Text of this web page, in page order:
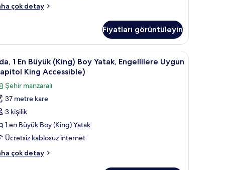
çok detay
Fiyatları görüntüleyin
yüzeyli yatak, minibar
8
1 En Büyük (King) Boy Yatak, Engellilere Uygun
King Accessible)
Şehir manzaralı
37 metre kare
3 kişilik
1 en Büyük Boy (King) Yatak
Ücretsiz kablosuz internet
çok detay